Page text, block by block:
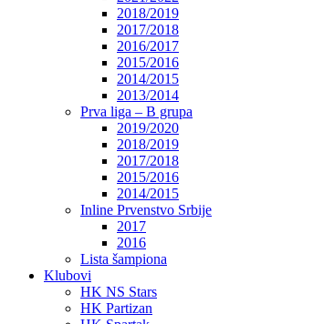
2018/2019
2017/2018
2016/2017
2015/2016
2014/2015
2013/2014
Prva liga – B grupa
2019/2020
2018/2019
2017/2018
2015/2016
2014/2015
Inline Prvenstvo Srbije
2017
2016
Lista šampiona
Klubovi
HK NS Stars
HK Partizan